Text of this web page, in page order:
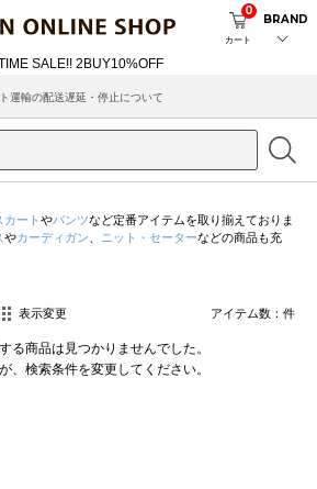
カート
0
BRAND
運輸の配送遅延・停止について
スのご案内
カート やパンツなど定番アイテムを取り揃えておりま
やカーディガン ニット・セーターなどの商品も充
表示変更 アイテム数： 件
る商品は見つかりませんでした。
、検索条件を変更してください。